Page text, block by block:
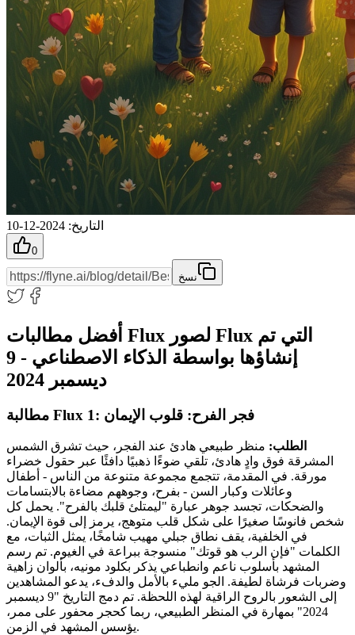
التاريخ:
2024-12-10
0
نسخ
أفضل مطالبات Flux لصور Flux التي تم
إنشاؤها بواسطة الذكاء الاصطناعي - 9
ديسمبر 2024
مطالبة Flux 1: فجر الفرح: قلوب الإيمان
الطلب: منظر طبيعي هادئ عند الفجر، حيث تشرق الشمس
المشرقة فوق وادٍ هادئ، تلقي ضوءًا ذهبيًا دافئًا عبر حقول خضراء
مورقة. في المقدمة، تتجمع مجموعة متنوعة من الناس - أطفال
وعائلات وكبار السن - بفرح، وجوههم مضاءة بالابتسامات
والضحكات، تجسد جوهر عبارة "ليمتلئ قلبك بالفرح". يحمل كل
شخص فانوسًا صغيرًا على شكل قلب متوهج، يرمز إلى قوة الإيمان.
في الخلفية، يقف نطاق جبلي مهيب شامخًا، يمثل الثبات، مع
الكلمات "فإن الرب هو قوتك" منسوجة ببراعة في الغيوم. تم رسم
المشهد بأسلوب ناعم وانطباعي يذكر بكلود مونيه، بألوان زاهية
وضربات فرشاة لطيفة. الجو مليء بالأمل والدفء، يدعو المشاهدين
إلى الشعور بالروح الراقية لهذه اللحظة. تم دمج التاريخ "9 ديسمبر
2024" بمهارة في المنظر الطبيعي، ربما كحجر محفور على ممر،
يؤسس المشهد في الزمن.